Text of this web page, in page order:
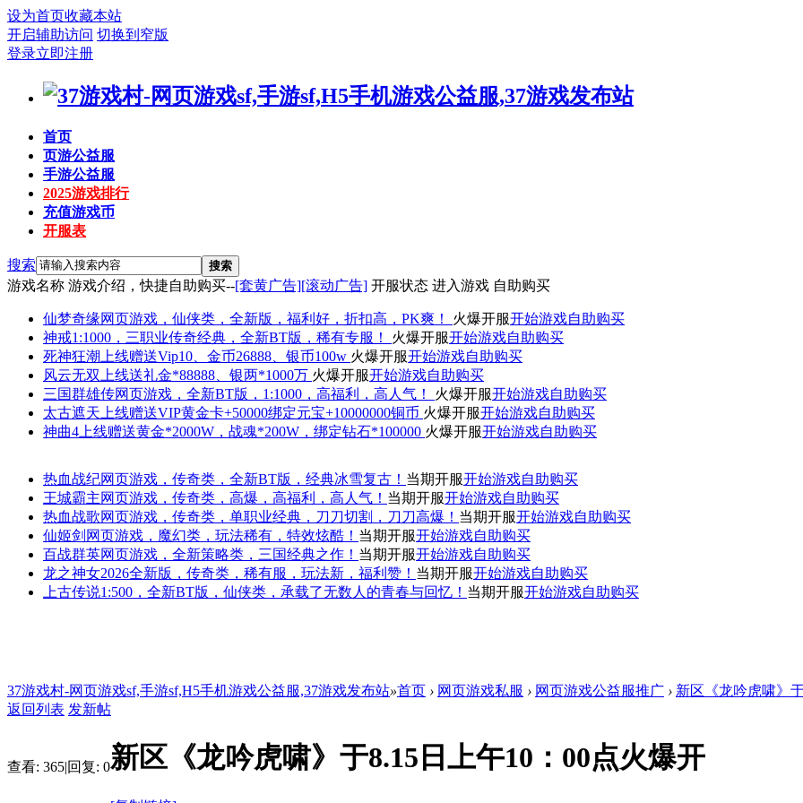
设为首页收藏本站
开启辅助访问 切换到窄版
登录立即注册
首页
页游公益服
手游公益服
2025游戏排行
充值游戏币
开服表
搜索 搜索
游戏名称 游戏介绍，快捷自助购买--[套黄广告][滚动广告] 开服状态 进入游戏 自助购买
仙梦奇缘网页游戏，仙侠类，全新版，福利好，折扣高，PK爽！ 火爆开服开始游戏自助购买
神戒1:1000，三职业传奇经典，全新BT版，稀有专服！ 火爆开服开始游戏自助购买
死神狂潮 上线赠送Vip10、金币26888、银币100w 火爆开服开始游戏自助购买
风云无双 上线送礼金*88888、银两*1000万 火爆开服开始游戏自助购买
三国群雄传网页游戏，全新BT版，1:1000，高福利，高人气！ 火爆开服开始游戏自助购买
太古遮天 上线赠送VIP黄金卡+50000绑定元宝+10000000铜币 火爆开服开始游戏自助购买
神曲4 上线赠送黄金*2000W，战魂*200W，绑定钻石*100000 火爆开服开始游戏自助购买
热血战纪网页游戏，传奇类，全新BT版，经典冰雪复古！ 当期开服开始游戏自助购买
王城霸主网页游戏，传奇类，高爆，高福利，高人气！ 当期开服开始游戏自助购买
热血战歌网页游戏，传奇类，单职业经典，刀刀切割，刀刀高爆！ 当期开服开始游戏自助购买
仙姬剑 网页游戏，魔幻类，玩法稀有，特效炫酷！ 当期开服开始游戏自助购买
百战群英网页游戏，全新策略类，三国经典之作！ 当期开服开始游戏自助购买
龙之神女2026全新版，传奇类，稀有服，玩法新，福利赞！ 当期开服开始游戏自助购买
上古传说1:500，全新BT版，仙侠类，承载了无数人的青春与回忆！ 当期开服开始游戏自助购买
37游戏村-网页游戏sf,手游sf,H5手机游戏公益服,37游戏发布站»首页 › 网页游戏私服 › 网页游戏公益服推广 › 新区《龙吟虎啸》
返回列表 发新帖
查看: 365|回复: 0新区《龙吟虎啸》于8.15日上午10：00点火爆开